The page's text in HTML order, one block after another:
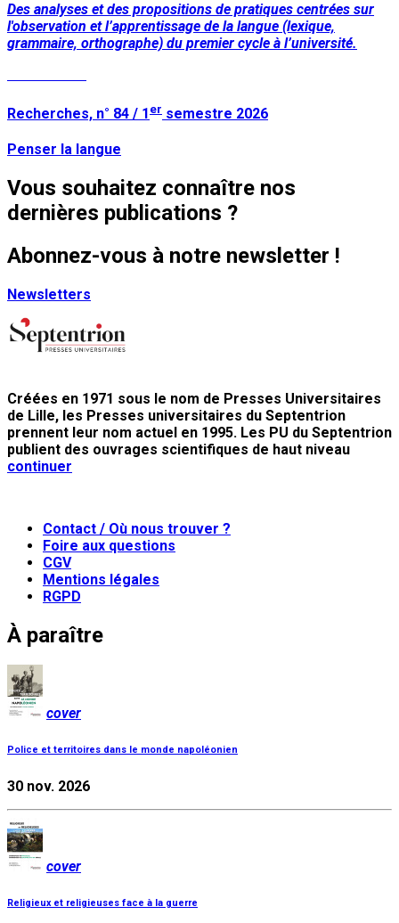
Des analyses et des propositions de pratiques centrées sur
l'observation et l’apprentissage de la langue (lexique,
grammaire, orthographe) du premier cycle à l’université.
Recherches, n° 84 / 1 er semestre 2026
Penser la langue
Vous souhaitez connaître nos
dernières publications ?
Abonnez-vous à notre newsletter !
Newsletters
Créées en 1971 sous le nom de Presses Universitaires
de Lille, les Presses universitaires du Septentrion
prennent leur nom actuel en 1995. Les PU du Septentrion
publient des ouvrages scientifiques de haut niveau
continuer
Contact / Où nous trouver ?
Foire aux questions
CGV
Mentions légales
RGPD
À paraître
cover
Police et territoires dans le monde napoléonien
30 nov. 2026
cover
Religieux et religieuses face à la guerre